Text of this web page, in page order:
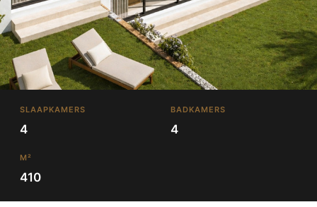
SLAAPKAMERS
4
BADKAMERS
4
M²
410